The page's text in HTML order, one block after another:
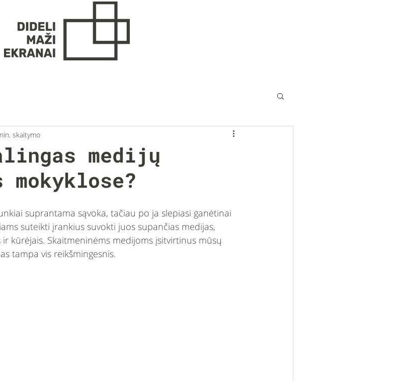
medijų
mokyklose?
skaitymo
suprantama sąvoka, tačiau po ja slepiasi ganėtinai
suteikti įrankius suvokti juos supančias medijas,
kūrėjais. Skaitmeninėms medijoms įsitvirtinus mūsų
tampa vis reikšmingesnis.